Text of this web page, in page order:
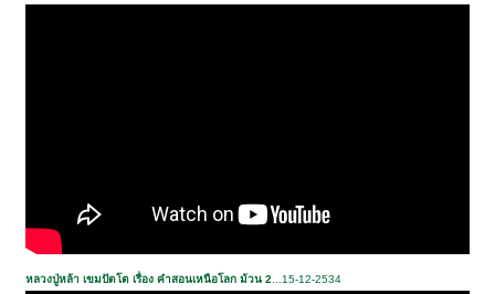
หลวงปู่หล้า เขมปัตโต เรื่อง คำสอนเหนือโลก ม้วน 2 ...15-12-2534